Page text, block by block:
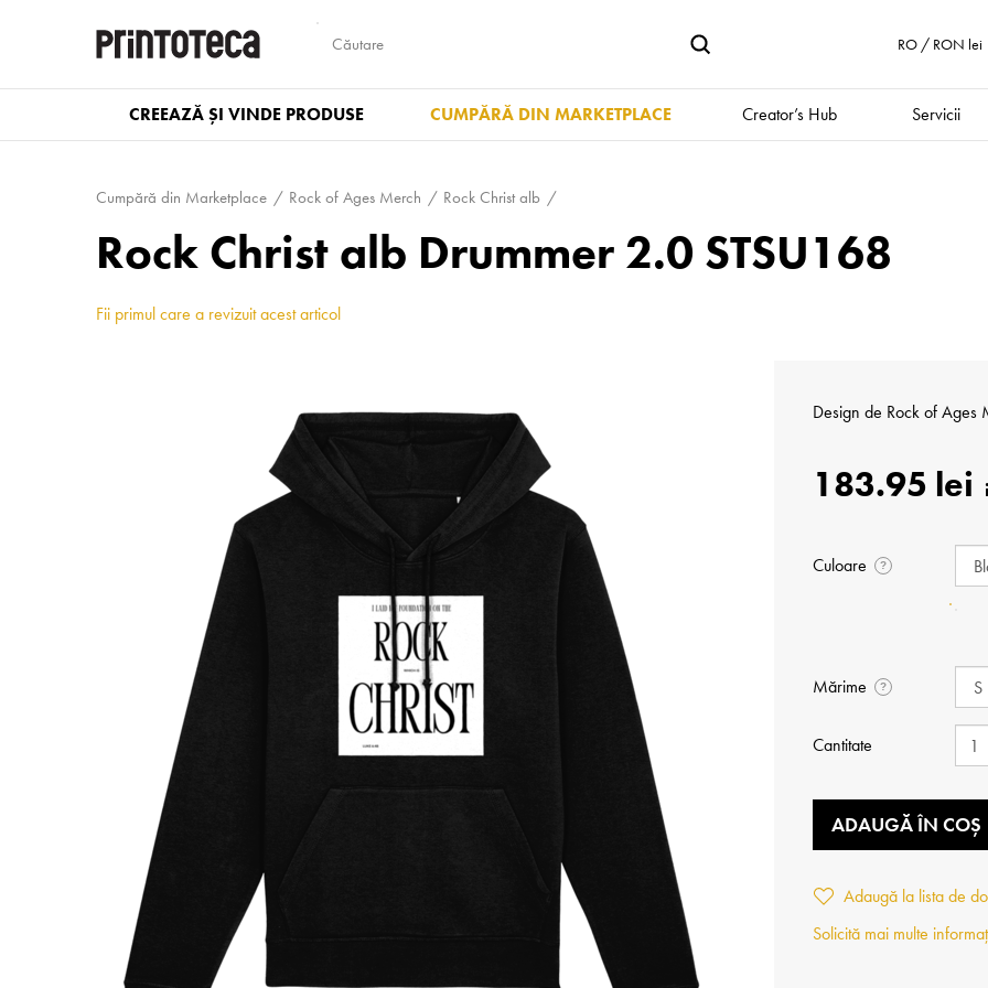
RO / RON lei
CREEAZĂ ȘI VINDE PRODUSE CUMPĂRĂ DIN MARKETPLACE Creator’s Hub Servicii
Cumpără din Marketplace Rock of Ages Merch Rock Christ alb
Rock Christ alb Drummer 2.0 STSU168
Fii primul care a revizuit acest articol
Design de Rock of Ages
183.95 lei
Culoare ?
Mărime ?
Cantitate
ADAUGĂ ÎN COȘ
Adaugă la lista de
Solicită mai multe